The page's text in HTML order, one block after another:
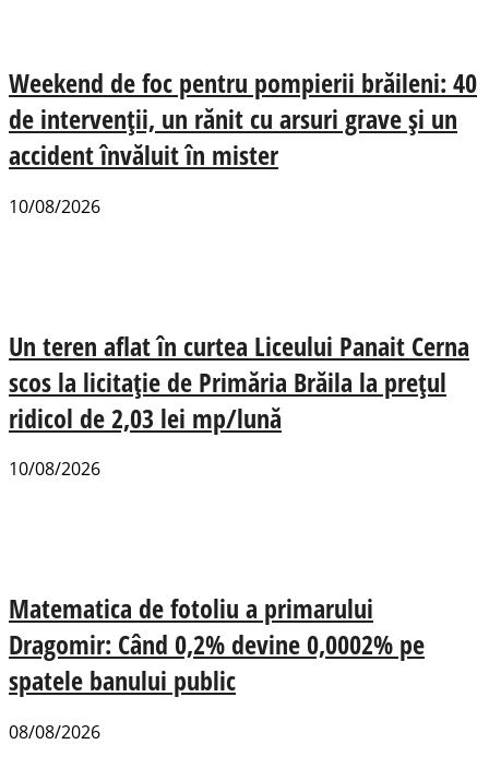
Weekend de foc pentru pompierii brăileni: 40
de intervenții, un rănit cu arsuri grave și un
accident învăluit în mister
10/08/2026
Un teren aflat în curtea Liceului Panait Cerna
scos la licitație de Primăria Brăila la prețul
ridicol de 2,03 lei mp/lună
10/08/2026
Matematica de fotoliu a primarului
Dragomir: Când 0,2% devine 0,0002% pe
spatele banului public
08/08/2026